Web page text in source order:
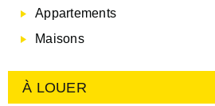
Appartements
Maisons
À LOUER